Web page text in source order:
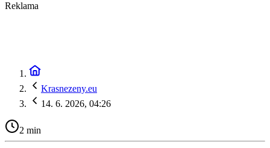
Reklama
Krasnezeny.eu
14. 6. 2026, 04:26
2 min